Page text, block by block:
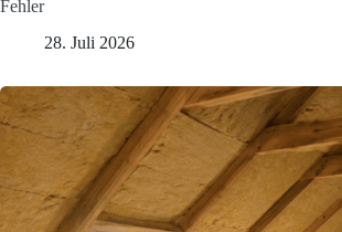
Fehler
28. Juli 2026